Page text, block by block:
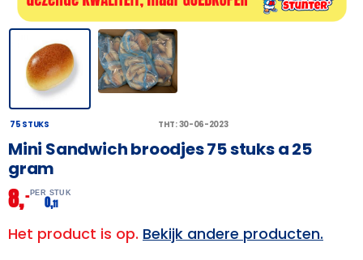
75 STUKS THT: 30-06-2023
Mini Sandwich broodjes 75 stuks a 25
gram
8,– PER STUK
0,11
Het product is op. Bekijk andere producten.